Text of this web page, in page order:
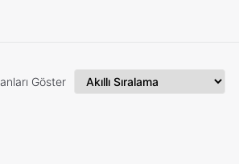
Göster